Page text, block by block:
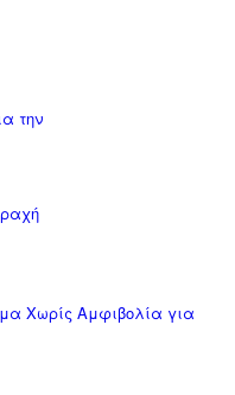
την
Χωρίς Αμφιβολία για